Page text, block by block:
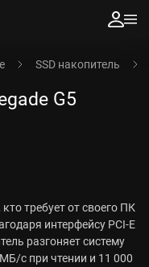
SSD накопитель
G5
требует от своего ПК
интерфейсу PCI-E
разгоняет систему
с при чтении и 11 000